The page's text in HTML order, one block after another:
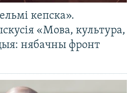
кепска».
«Мова, культура,
нябачны фронт